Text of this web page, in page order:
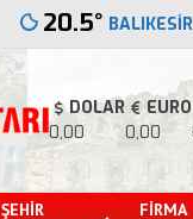
20.5° BALIKESIR
DOLAR
0,00
EURO
0,00
ŞEHİR
FİRMA